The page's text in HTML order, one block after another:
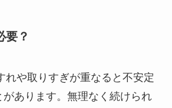
要？
れや取りすぎが重なると不安定
があります。無理なく続けられ